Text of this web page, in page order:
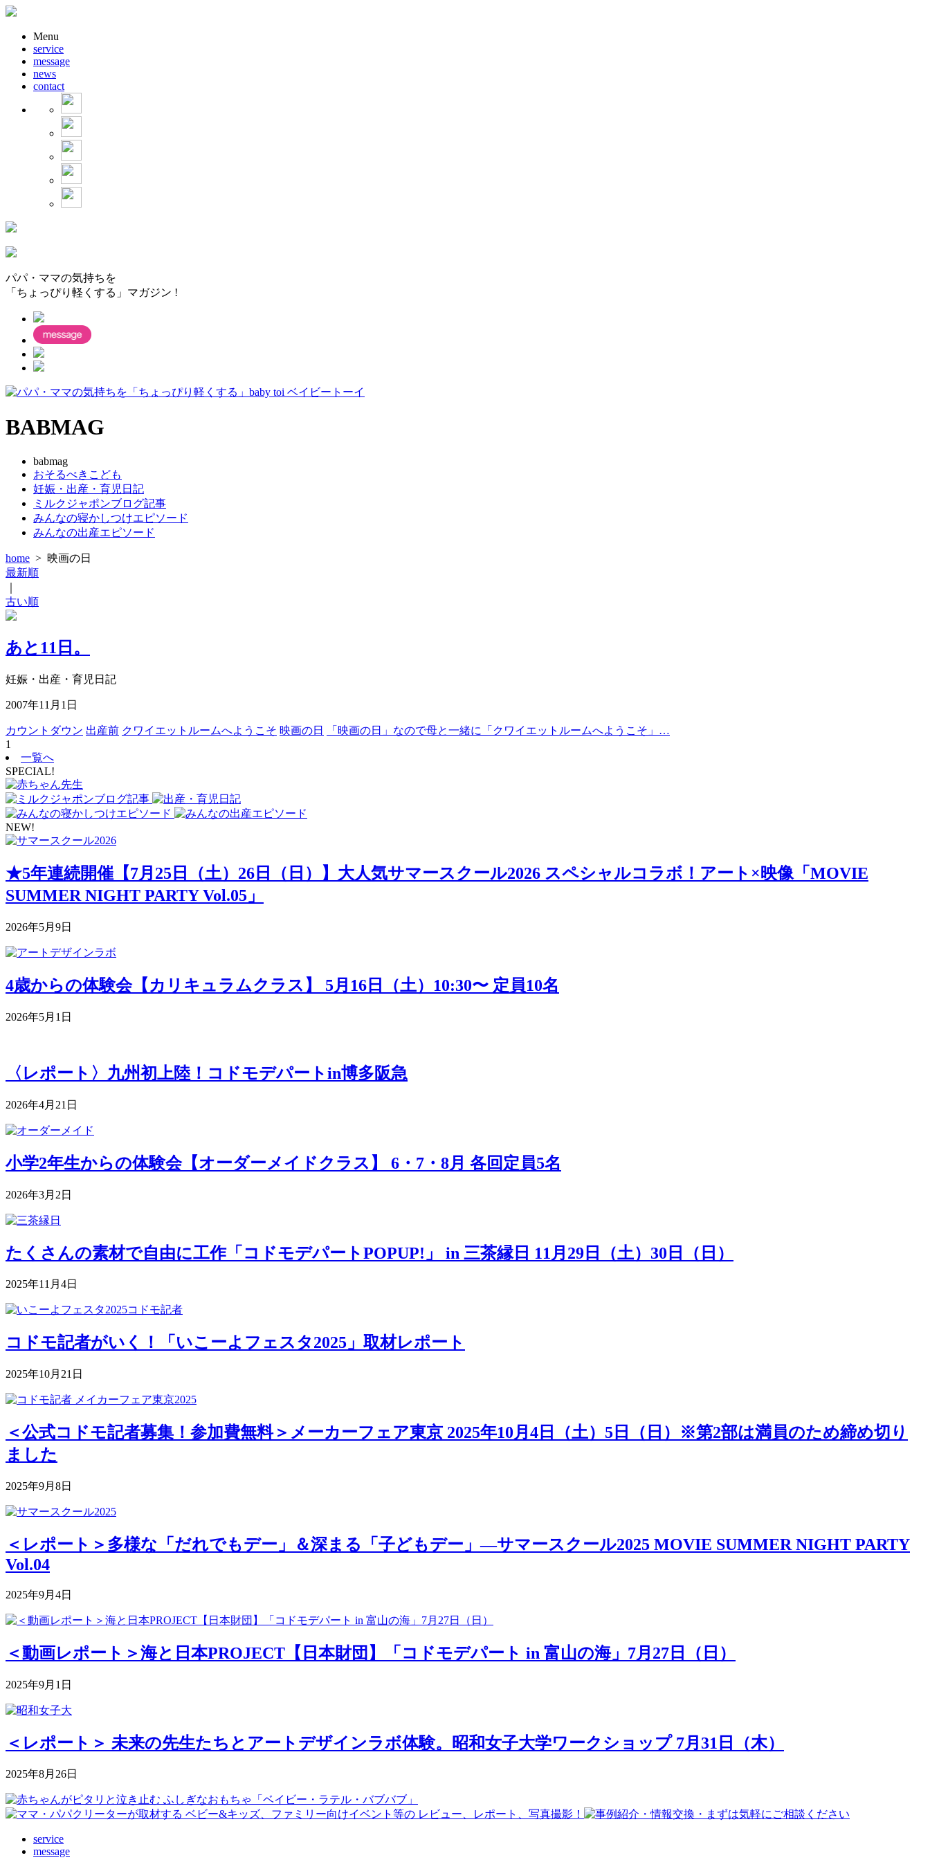
Menu
service
message
news
contact
パパ・ママの気持ちを
「ちょっぴり軽くする」マガジン !
BABMAG
babmag
おそるべきこども
妊娠・出産・育児日記
ミルクジャポンブログ記事
みんなの寝かしつけエピソード
みんなの出産エピソード
home > 映画の日
最新順
古い順
あと11日。
妊娠・出産・育児日記
2007年11月1日
カウントダウン 出産前 クワイエットルームへようこそ 映画の日
「映画の日」なので母と一緒に「クワイエットルームへようこそ」…
1
一覧へ
SPECIAL!
NEW!
★5年連続開催【7月25日（土）26日（日）】大人気サマースクール2026 スペシャルコラボ！アート×映像「MOVIE
SUMMER NIGHT PARTY Vol.05」
2026年5月9日
4歳からの体験会【カリキュラムクラス】 5月16日（土）10:30〜 定員10名
2026年5月1日
〈レポート〉九州初上陸！コドモデパートin博多阪急
2026年4月21日
小学2年生からの体験会【オーダーメイドクラス】 6・7・8月 各回定員5名
2026年3月2日
たくさんの素材で自由に工作「コドモデパートPOPUP!」 in 三茶縁日 11月29日（土）30日（日）
2025年11月4日
コドモ記者がいく！「いこーよフェスタ2025」取材レポート
2025年10月21日
＜公式コドモ記者募集！参加費無料＞メーカーフェア東京 2025年10月4日（土）5日（日）※第2部は満員のため締め切り
ました
2025年9月8日
＜レポート＞多様な「だれでもデー」＆深まる「子どもデー」―サマースクール2025 MOVIE SUMMER NIGHT PARTY
Vol.04
2025年9月4日
＜動画レポート＞海と日本PROJECT【日本財団】「コドモデパート in 富山の海」7月27日（日）
2025年9月1日
＜レポート＞ 未来の先生たちとアートデザインラボ体験。昭和女子大学ワークショップ 7月31日（木）
2025年8月26日
service
message